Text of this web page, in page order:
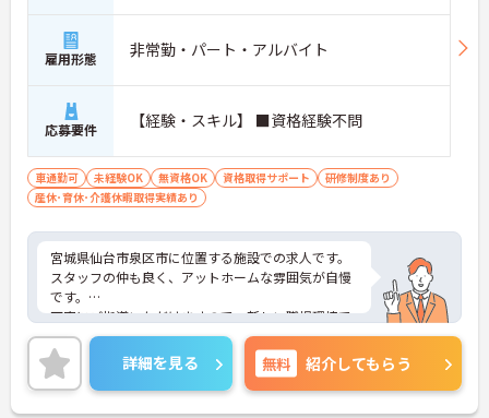
雇用形態 非常勤・パート・アルバイト
応募要件 【経験・スキル】 ■資格経験不問
車通勤可 未経験OK 無資格OK 資格取得サポート
研修制度あり
産休･育休･介護休暇取得実績あり
宮城県仙台市泉区市に位置する施設での求人です。
スタッフの仲も良く、アットホームな雰囲気が自慢
です。
丁寧にご指導いただけますので、新しい職場環境で
も安心してご就業していただけます。
ご興味ある方には、面接対策ポイントなど、詳細を
お話しいたしますのでお気軽にご相談ください。
詳細を見る 無料 紹介してもらう